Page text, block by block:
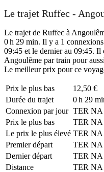
Le trajet Ruffec -
Le trajet de Ruffec à
0 h 29 min. Il y a 1
09:45 et le dernier au 09:45. Il
Angoulême par train pour
Le meilleur prix pour ce
Prix ​​le plus bas
12,50 €
Durée du trajet
0 h 29
Connexion par jour TER NA
Prix ​​le plus bas
TER NA
Le prix le plus élevé TER NA
Premier départ
TER NA
Dernier départ
TER NA
Distance
TER NA